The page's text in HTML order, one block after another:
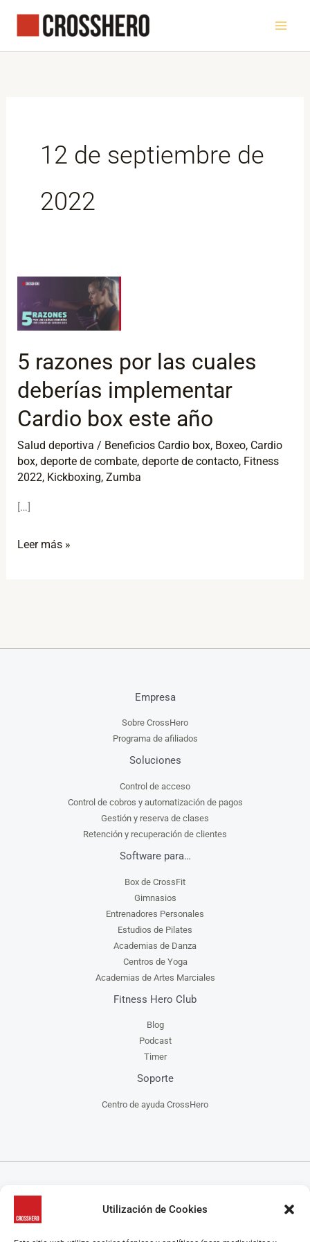
Utilización de Cookies
contenido
12 de septiembre de
2022
5 razones por las cuales
deberías implementar
Cardio box este año
Salud deportiva / Beneficios Cardio box, Boxeo, Cardio
box,deporte de combate,deporte de contacto, Fitness
2022, Kickboxing,Zumba
[…]
5
razones
por
cuales
deberías
implementar
box
este
Leer más »
Empresa
Sobre CrossHero
Programa de afiliados
Soluciones
Control de acceso
Control de cobros y automatización de pagos
Gestión y reserva de clases
Retención y recuperación de clientes
Software para…
Box de CrossFit
Gimnasios
Entrenadores Personales
Estudios de Pilates
Academias de Danza
Centros de Yoga
Academias de Artes Marciales
Fitness Hero Club
Blog
Podcast
Timer
Soporte
Centro de ayuda CrossHero
CrossHero es un software y app todo en uno, para la gestión de gimnasios, centros de
CrossFit, escuelas de artes marciales, estudios de yoga y/o pilates y centros de danza, que